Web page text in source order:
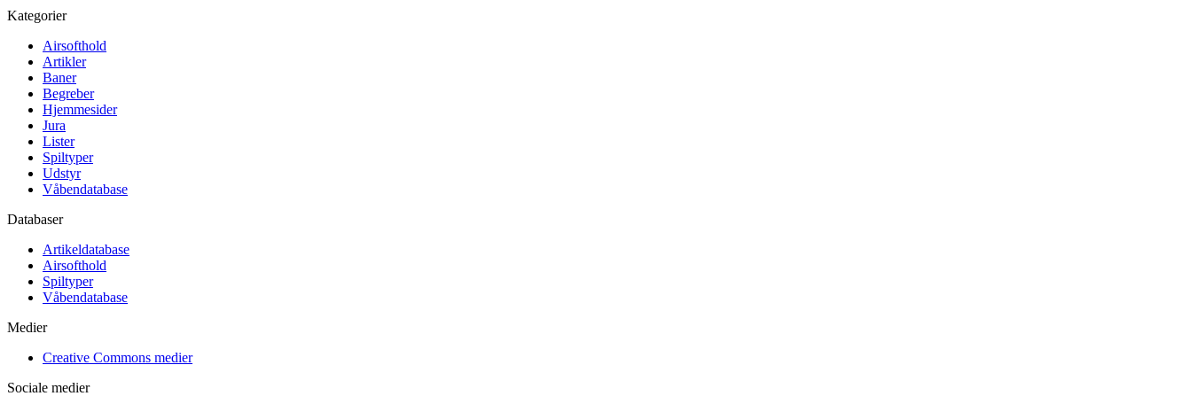
Kategorier
Airsofthold
Artikler
Baner
Begreber
Hjemmesider
Jura
Lister
Spiltyper
Udstyr
Våbendatabase
Databaser
Artikeldatabase
Airsofthold
Spiltyper
Våbendatabase
Medier
Creative Commons medier
Sociale medier